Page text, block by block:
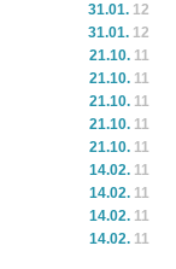
31.01. 12
31.01. 12
21.10. 11
21.10. 11
21.10. 11
21.10. 11
21.10. 11
14.02. 11
14.02. 11
14.02. 11
14.02. 11